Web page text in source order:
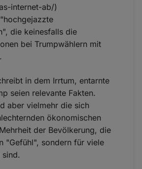
internet-ab/)
die keinesfalls die
bei Trumpwählern mit
in dem Irrtum, entarnte
seien relevante Fakten.
aber vielmehr die sich
ökonomischen
der Bevölkerung, die
"Gefühl", sondern für viele